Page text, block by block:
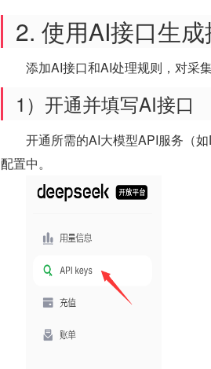
2. 使用AI接口生
添加AI接口和AI处理规则，对采
1）开通并填写AI接口
开通所需的AI大模型API服务（
配置中。